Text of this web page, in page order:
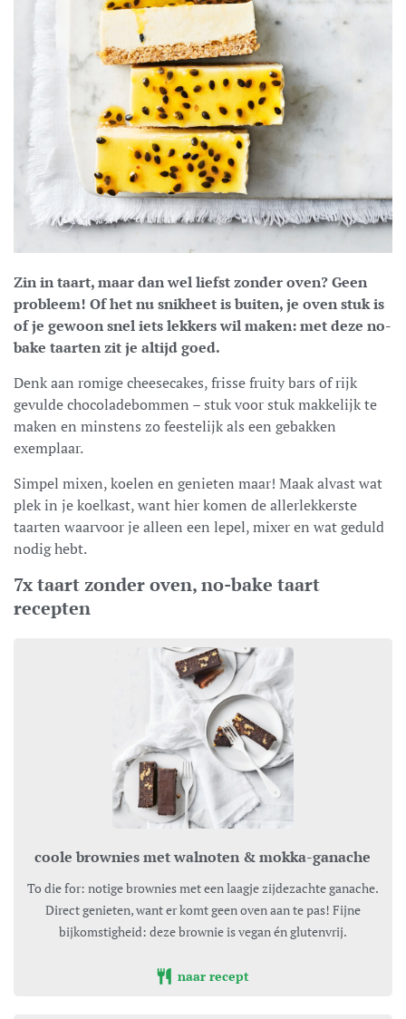
Zin in taart, maar dan wel liefst zonder oven? Geen
probleem! Of het nu snikheet is buiten, je oven stuk is
of je gewoon snel iets lekkers wil maken: met deze no-
bake taarten zit je altijd goed.
Denk aan romige cheesecakes, frisse fruity bars of rijk
gevulde chocoladebommen – stuk voor stuk makkelijk te
maken en minstens zo feestelijk als een gebakken
exemplaar.
Simpel mixen, koelen en genieten maar! Maak alvast wat
plek in je koelkast, want hier komen de allerlekkerste
taarten waarvoor je alleen een lepel, mixer en wat geduld
nodig hebt.
7x taart zonder oven, no-bake taart
recepten
coole brownies met walnoten & mokka-ganache
To die for: notige brownies met een laagje zijdezachte ganache.
Direct genieten, want er komt geen oven aan te pas! Fijne
bijkomstigheid: deze brownie is vegan én glutenvrij.
naar recept